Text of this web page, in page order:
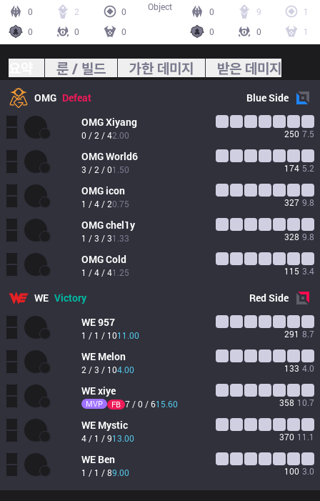
0 2
0
0
0 0
0 9
1
0
0 1
Object
룬 / 빌드 가한 데미지 받은 데미지
OMG Defeat BlueSide
OMGXiyang
0 / 2 / 42.00 250 7.5
OMGWorld6
3 / 2 / 01.50 174 5.2
OMGicon
1 / 4 / 20.75 327 9.8
OMGchel1y
1 / 3 / 31.33 328 9.8
OMGCold
1 / 4 / 41.25 115 3.4
WE Victory RedSide
WE957
1 / 1 / 1011.00 291 8.7
WE Melon
2 / 3 / 104.00 133 4.0
WExiye
MVP FB 7 / 0 / 615.60 358 10.7
WE Mystic
4 / 1 / 913.00 370 11.1
WE Ben
1 / 1 / 89.00 100 3.0